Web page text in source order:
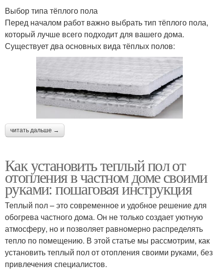
Выбор типа тёплого пола
Перед началом работ важно выбрать тип тёплого пола,
который лучше всего подходит для вашего дома.
Существует два основных вида тёплых полов:
читать дальше →
Как установить теплый пол от
отопления в частном доме своими
руками: пошаговая инструкция
Теплый пол – это современное и удобное решение для
обогрева частного дома. Он не только создает уютную
атмосферу, но и позволяет равномерно распределять
тепло по помещению. В этой статье мы рассмотрим, как
установить теплый пол от отопления своими руками, без
привлечения специалистов.